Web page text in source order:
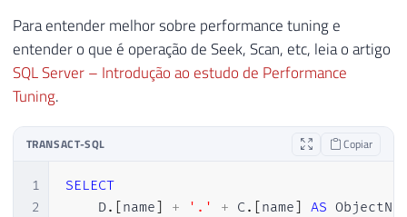
Para entender melhor sobre performance tuning e
entender o que é operação de Seek, Scan, etc, leia o artigo
SQL Server – Introdução ao estudo de Performance
Tuning.
TRANSACT-SQL Copiar
1
2
SELECT
    D
. [name] + '.' + C. [name] AS